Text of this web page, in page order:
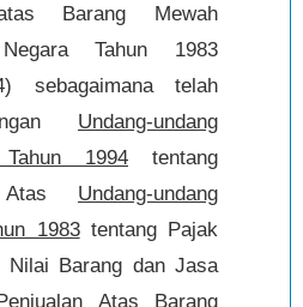
Barang Mewah
Tahun 1983
sebagaimana telah
Undang-undang
1994 tentang
Atas Undang-undang
1983tentang Pajak
Nilai Barang dan Jasa
Atas Barang